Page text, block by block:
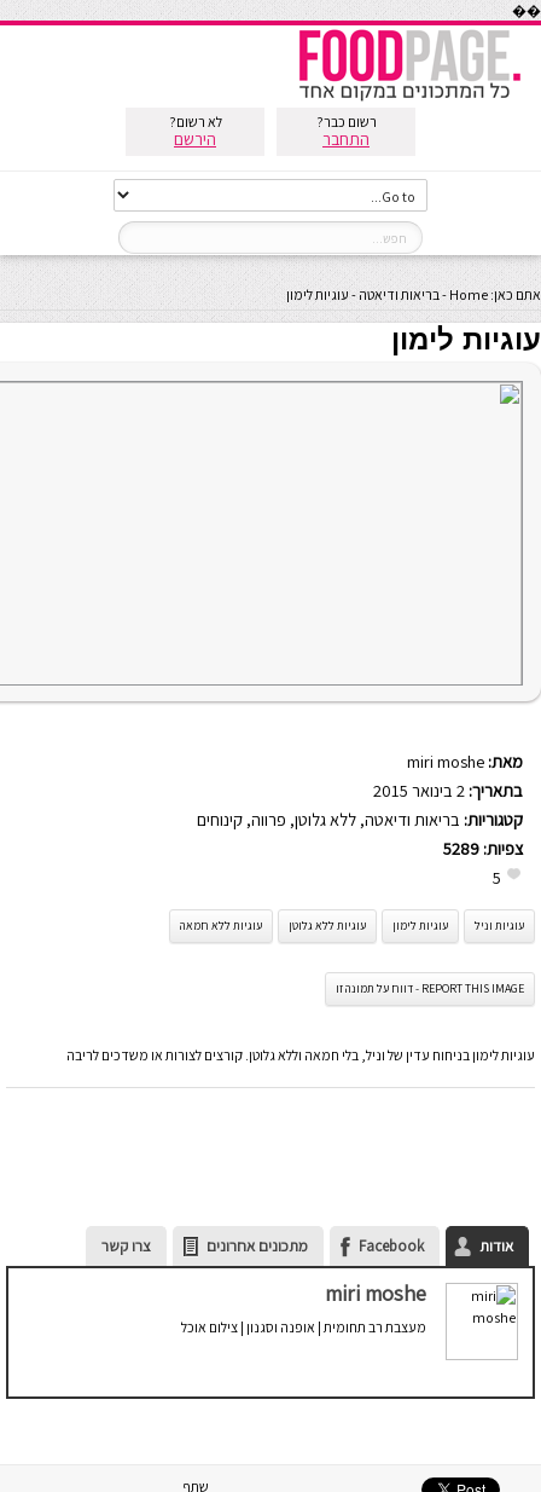
��
רשום כבר?
התחבר
לא רשום?
הירשם
אתם כאן: Home
-בריאות ודיאטה - עוגיות לימון
עוגיות לימון
מאת: miri moshe
בתאריך:
קטגוריות: בריאות ודיאטה, ללא גלוטן, פרווה, קינוחים
צפיות: 5289
5
עוגיות וניל עוגיות לימון עוגיות ללא גלוטן עוגיות ללא חמאה
REPORT THIS IMAGE - דווח על תמונה זו
עוגיות לימון בניחוח עדין של וניל, בלי חמאה וללא גלוטן. קורצים לצורות או משדכים לריבה
אודות Facebook מתכונים אחרונים צרו קשר
miri moshe
מעצבת רב תחומית | אופנה וסגנון | צילום אוכל
שתף